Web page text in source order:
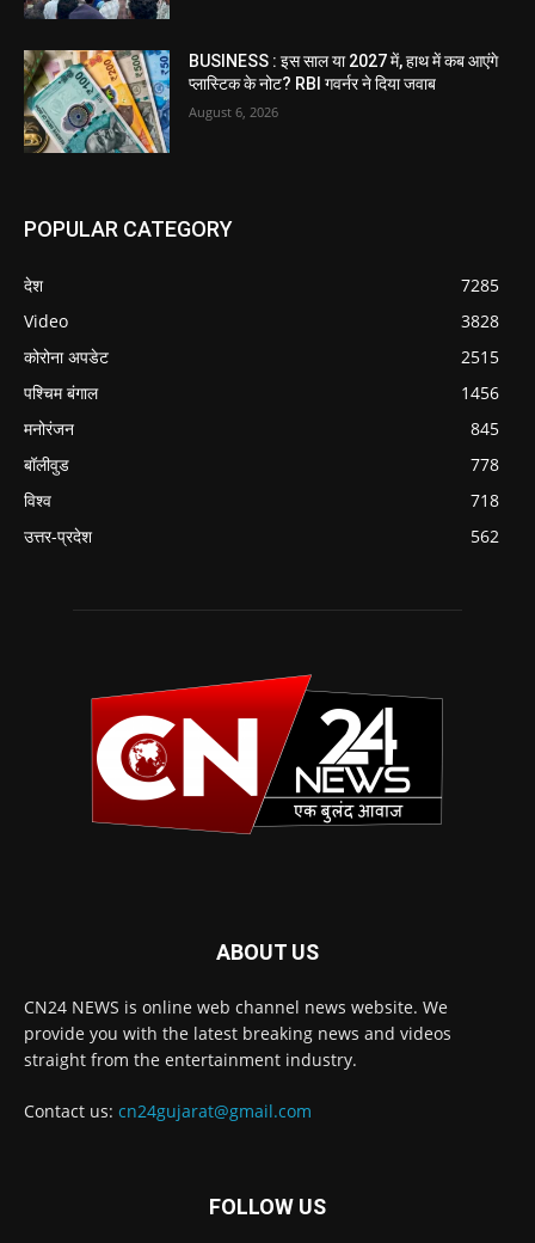
BUSINESS : इस साल या 2027 में, हाथ में कब आएंगे
प्लास्टिक के नोट? RBI गवर्नर ने दिया जवाब
August 6, 2026
POPULAR CATEGORY
देश
7285
Video
3828
कोरोना अपडेट
2515
पश्चिम बंगाल
1456
मनोरंजन
845
बॉलीवुड
778
विश्व
718
उत्तर-प्रदेश
562
ABOUT US
CN24 NEWS is online web channel news website. We
provide you with the latest breaking news and videos
straight from the entertainment industry.
Contact us: cn24gujarat@gmail.com
FOLLOW US